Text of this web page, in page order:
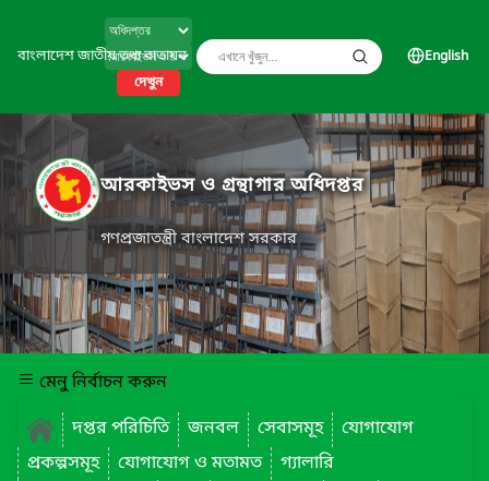
বাংলাদেশ জাতীয় তথ্য বাতায়ন
দেখুন
English
আরকাইভস ও গ্রন্থাগার অধিদপ্তর
গণপ্রজাতন্ত্রী বাংলাদেশ সরকার
মেনু নির্বাচন করুন
দপ্তর পরিচিতি
জনবল সেবাসমূহ
যোগাযোগ
প্রকল্পসমূহ
যোগাযোগ ও মতামত
গ্যালারি